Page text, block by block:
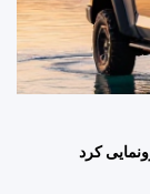
کرد